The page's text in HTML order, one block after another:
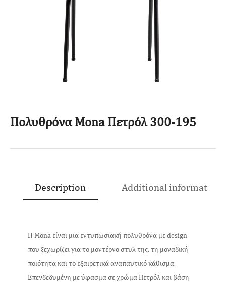
Πολυθρόνα Mona Πετρόλ 300-195
Description Additional information
Η Mona είναι μια εντυπωσιακή πολυθρόνα με design
που ξεχωρίζει για το μοντέρνο στυλ της, τη μοναδική
ποιότητα και το εξαιρετικά αναπαυτικό κάθισμα.
Επενδεδυμένη με ύφασμα σε χρώμα Πετρόλ και βάση